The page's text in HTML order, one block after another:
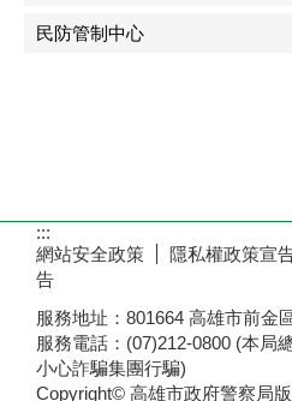
民防管制中心
:::
網站安全政策
隱私權政策宣
告
服務地址：801664 高雄市前
服務電話：(07)212-0800 (本局
小心詐騙集團行騙)
Copyright© 高雄市政府警察局